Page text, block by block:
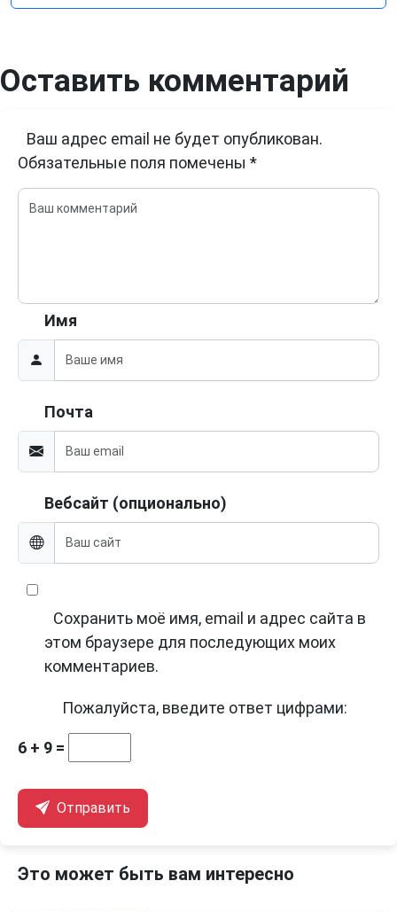
Оставить комментарий
Ваш адрес email не будет опубликован.
Обязательные поля помечены *
Имя
Почта
Вебсайт (опционально)
Сохранить моё имя, email и адрес сайта в
этом браузере для последующих моих
комментариев.
Пожалуйста, введите ответ цифрами:
6 + 9 =
Отправить
Это может быть вам интересно